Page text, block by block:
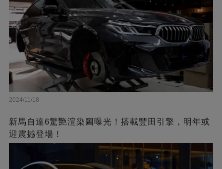
2024/11/18
新馬自達6驚艷渲染圖曝光！搭載豐田引擎，明年或
迎震撼登場！